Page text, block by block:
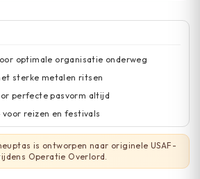
optimale organisatie onderweg
sterke metalen ritsen
perfecte pasvorm altijd
reizen en festivals
is ontworpen naar originele USAF-
Operatie Overlord.